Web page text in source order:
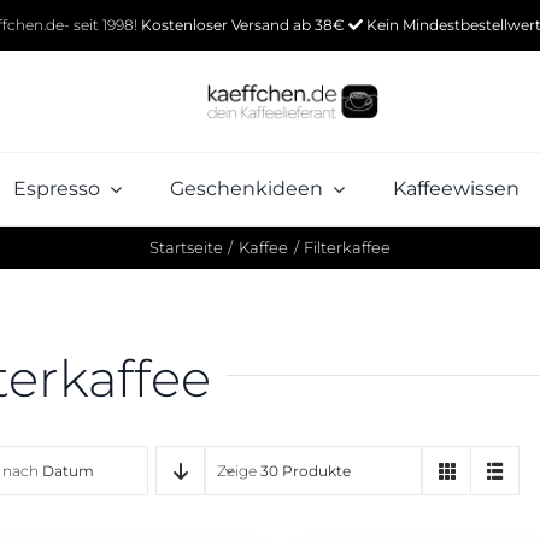
seit 1998! Kostenloser Versand ab 38€ Kein Mindestbestellwert
Geschmack Kaffee-Varianten
Espresso
Geschmack
nussig
Geschenkideen Kaffeewissen
Startseite Kaffee Filterkaffee
Datum Zeige30 Produkte